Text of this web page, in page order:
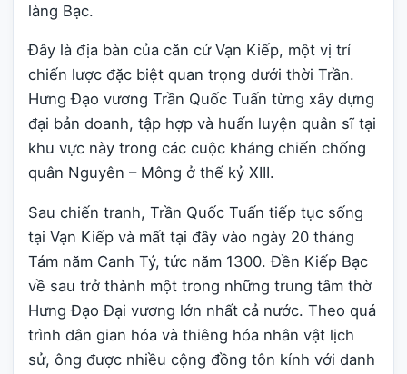
làng Bạc.
Đây là địa bàn của căn cứ Vạn Kiếp, một vị trí
chiến lược đặc biệt quan trọng dưới thời Trần.
Hưng Đạo vương Trần Quốc Tuấn từng xây dựng
đại bản doanh, tập hợp và huấn luyện quân sĩ tại
khu vực này trong các cuộc kháng chiến chống
quân Nguyên – Mông ở thế kỷ XIII.
Sau chiến tranh, Trần Quốc Tuấn tiếp tục sống
tại Vạn Kiếp và mất tại đây vào ngày 20 tháng
Tám năm Canh Tý, tức năm 1300. Đền Kiếp Bạc
về sau trở thành một trong những trung tâm thờ
Hưng Đạo Đại vương lớn nhất cả nước. Theo quá
trình dân gian hóa và thiêng hóa nhân vật lịch
sử, ông được nhiều cộng đồng tôn kính với danh